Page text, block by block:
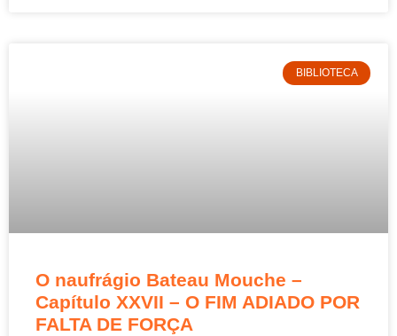
BIBLIOTECA
O naufrágio Bateau Mouche –
Capítulo XXVII – O FIM ADIADO POR
FALTA DE FORÇA